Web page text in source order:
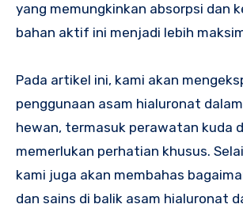
yang memungkinkan absorpsi dan
bahan aktif ini menjadi lebih
Pada artikel ini, kami akan
penggunaan asam hialuronat
hewan, termasuk perawatan kuda
memerlukan perhatian khusus.
kami juga akan membahas
dan sains di balik asam hialuronat